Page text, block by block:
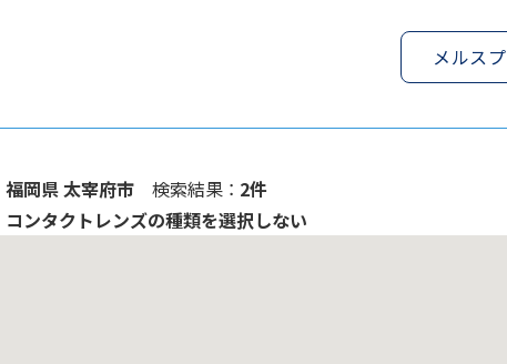
メルス
福岡県 太宰府市 検索結果 ： 2件
コンタクトレンズの種類を選択しない